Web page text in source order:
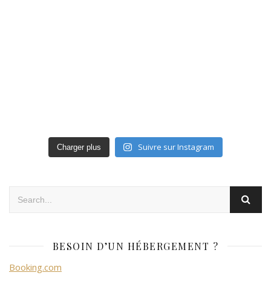
Charger plus Suivre sur Instagram
BESOIN D’UN HÉBERGEMENT ?
Booking.com